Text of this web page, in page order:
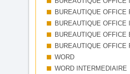
BUREAUTIQUE OFFICE
BUREAUTIQUE OFFICE
BUREAUTIQUE OFFICE
BUREAUTIQUE OFFICE
WORD
WORD INTERMEDIAIRE